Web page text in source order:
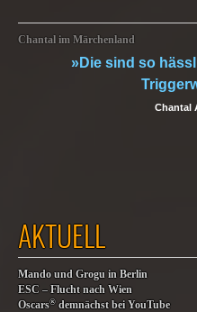
Chantal im Märchenland
»Die sind so
Chantal
AKTUELL
Mando und Grogu in Berlin
ESC – Flucht nach Wien
Oscars® demnächst bei YouTube